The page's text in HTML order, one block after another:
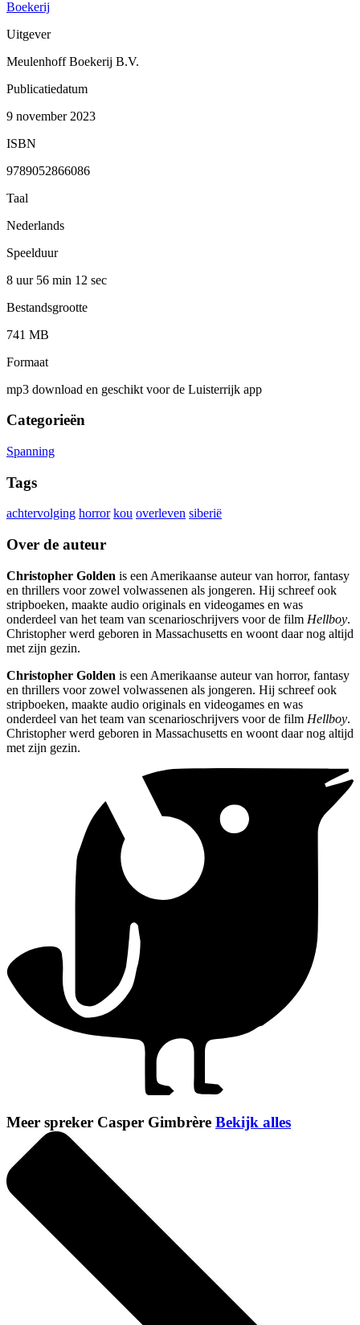
Boekerij
Uitgever
Meulenhoff Boekerij B.V.
Publicatiedatum
9 november 2023
ISBN
9789052866086
Taal
Nederlands
Speelduur
8 uur 56 min 12 sec
Bestandsgrootte
741 MB
Formaat
mp3 download en geschikt voor de Luisterrijk app
Categorieën
Spanning
Tags
achtervolging horror kou overleven siberië
Over de auteur
Christopher Golden is een Amerikaanse auteur van horror, fantasy
en thrillers voor zowel volwassenen als jongeren. Hij schreef ook
stripboeken, maakte audio originals en videogames en was
onderdeel van het team van scenarioschrijvers voor de film Hellboy.
Christopher werd geboren in Massachusetts en woont daar nog altijd
met zijn gezin.
Christopher Golden is een Amerikaanse auteur van horror, fantasy
en thrillers voor zowel volwassenen als jongeren. Hij schreef ook
stripboeken, maakte audio originals en videogames en was
onderdeel van het team van scenarioschrijvers voor de film Hellboy.
Christopher werd geboren in Massachusetts en woont daar nog altijd
met zijn gezin.
Meer spreker Casper Gimbrère Bekijk alles